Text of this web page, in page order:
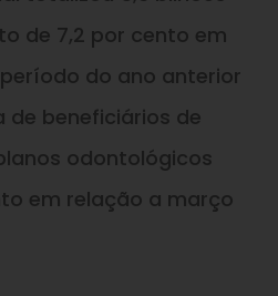
de 7,2 por cento em
do ano anterior
beneficiários de
odontológicos
em relação a março